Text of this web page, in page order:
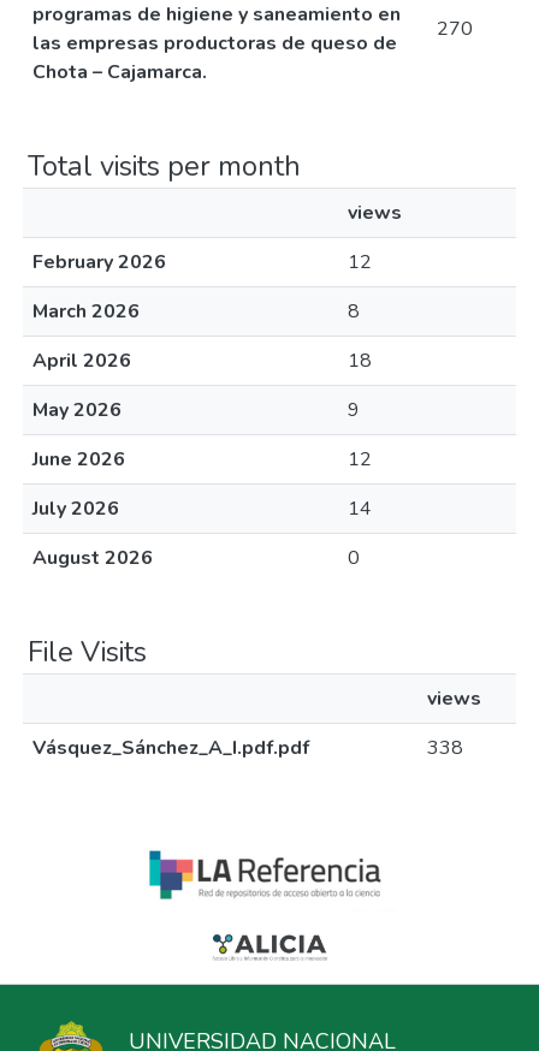
programas de higiene y saneamiento en
las empresas productoras de queso de
Chota – Cajamarca.
270
Total visits per month
views
February 2026
12
March 2026
8
April 2026
18
May 2026
9
June 2026
12
July 2026
14
August 2026
0
File Visits
views
Vásquez_Sánchez_A_I.pdf.pdf
338
UNIVERSIDAD NACIONAL